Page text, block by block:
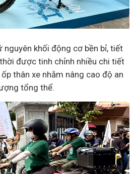
nguyên khối động cơ bền bỉ, tiết
được tinh chỉnh nhiều chi tiết
thân xe nhằm nâng cao độ an
tổng thể.